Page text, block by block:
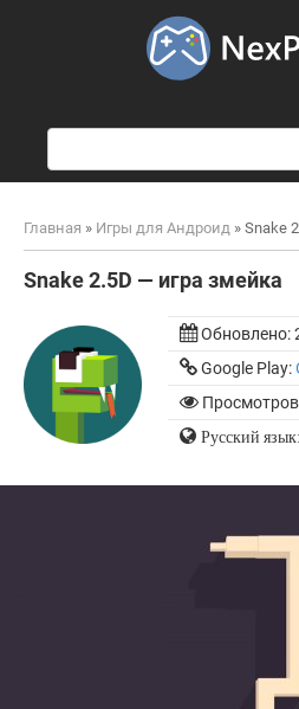
о
и
к
Главная » Игры для Андроид » Snake
Snake 2.5D — игра змейка
Обновлено:
Google Play:
Русский